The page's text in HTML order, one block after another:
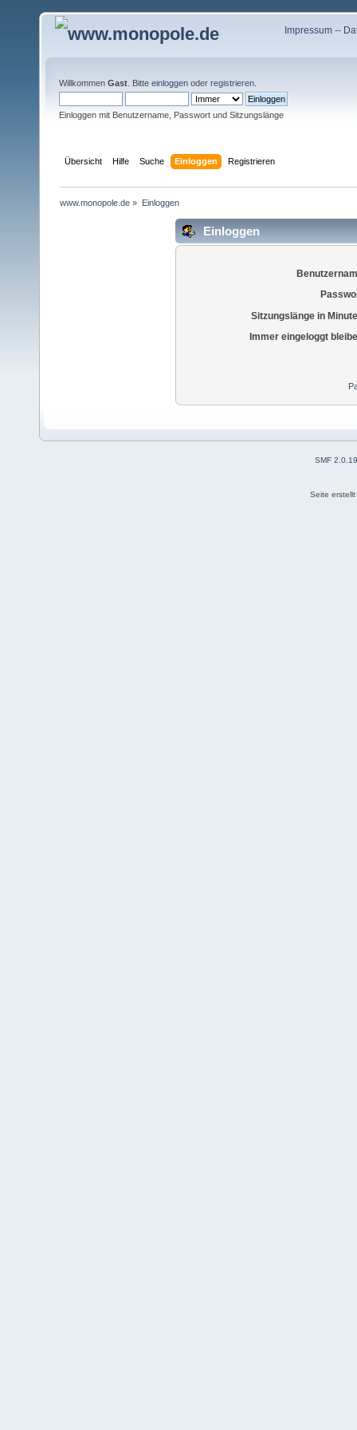
Impressum--
Willkommen Gast . Bitte einloggen oder registrieren
Einloggen mit Benutzername, Passwort und Sitzungslänge
Übersicht Hilfe Suche Einloggen Registrieren
www.monopole.de » Einloggen
Einloggen
Sitzungslänge in
Immer eingeloggt
SMF 2.0.19
Seite